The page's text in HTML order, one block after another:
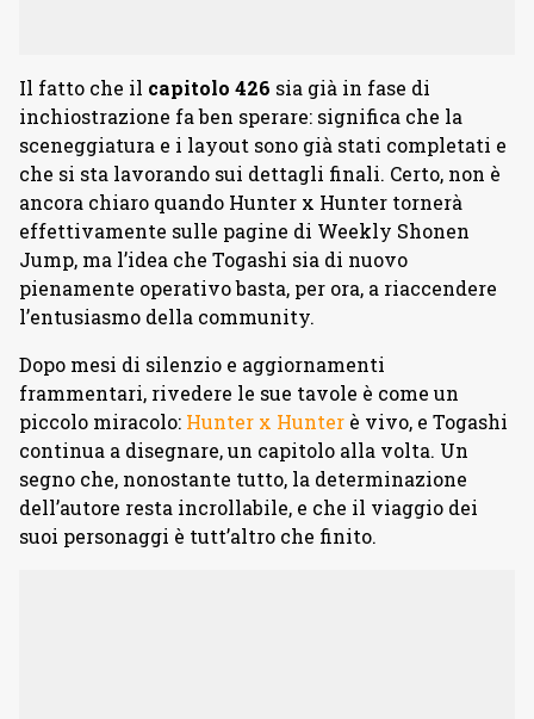
Il fatto che il capitolo 426 sia già in fase di
inchiostrazione fa ben sperare: significa che la
sceneggiatura e i layout sono già stati completati e
che si sta lavorando sui dettagli finali. Certo, non è
ancora chiaro quando Hunter x Hunter tornerà
effettivamente sulle pagine di Weekly Shonen
Jump, ma l’idea che Togashi sia di nuovo
pienamente operativo basta, per ora, a riaccendere
l’entusiasmo della community.
Dopo mesi di silenzio e aggiornamenti
frammentari, rivedere le sue tavole è come un
piccolo miracolo: Hunter x Hunter è vivo, e Togashi
continua a disegnare, un capitolo alla volta. Un
segno che, nonostante tutto, la determinazione
dell’autore resta incrollabile, e che il viaggio dei
suoi personaggi è tutt’altro che finito.